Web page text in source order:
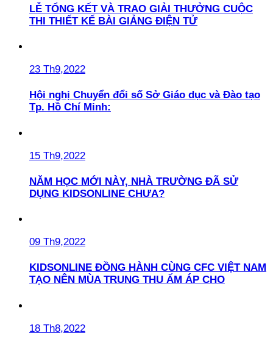
LỄ TỔNG KẾT VÀ TRAO GIẢI THƯỞNG CUỘC
THI THIẾT KẾ BÀI GIẢNG ĐIỆN TỬ
23 Th9,2022
Hội nghị Chuyển đổi số Sở Giáo dục và Đào tạo
Tp. Hồ Chí Minh:
15 Th9,2022
NĂM HỌC MỚI NÀY, NHÀ TRƯỜNG ĐÃ SỬ
DỤNG KIDSONLINE CHƯA?
09 Th9,2022
KIDSONLINE ĐỒNG HÀNH CÙNG CFC VIỆT NAM
TẠO NÊN MÙA TRUNG THU ẤM ÁP CHO
18 Th8,2022